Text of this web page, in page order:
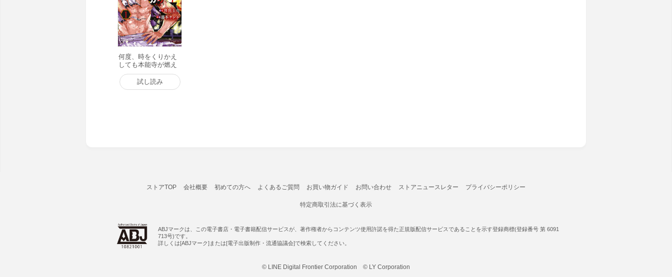
何度、時をくりかえ
しても本能寺が燃え
るんじゃが!? (1) 電子
書籍版試し読み
ストアTOP 会社概要 初めての方へ よくあるご質問 お買い物ガイド お問い合わせ ストアニュースレター プライバシーポリシー
特定商取引法に基づく表示
ABJマークは、この電子書店・電子書籍配信サービスが、著作権者からコンテンツ使用許諾を得た正規版配信サービスであることを示す登録商標(登録番号 第 6091
713号)です。
詳しくは[ABJマーク]または[電子出版制作・流通協議会]で検索してください。
© LINE Digital Frontier Corporation © LY Corporation